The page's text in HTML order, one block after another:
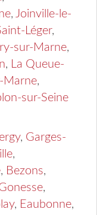
, Joinville-le-
Léger,
sur-Marne,
, La Queue-
Marne,
sur-Seine
, Garges-
,
, Bezons,
,
, Eaubonne,